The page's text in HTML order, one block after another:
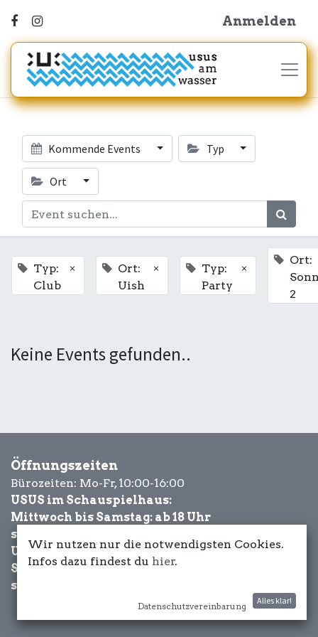
Anmelden
Kommende Events Typ
Ort
Typ:
Club
×
Ort:
Uish
×
Typ:
Party
×
Ort:
2
Keine Events gefunden..
Öffnungszeiten
Bürozeiten: Mo-Fr, 10:00-16:00
USUS im Schauspielhaus:
Mittwoch bis Samstag: ab 18 Uhr
sowie Eventbezogen.
USUS am Wasser:
Schönwetter-
sowie Eventbezogen.
Wir nutzen nur die notwendigsten Cookies.
Infos dazu findest du hier.
Datenschutzvereinbarung
Alles klar!